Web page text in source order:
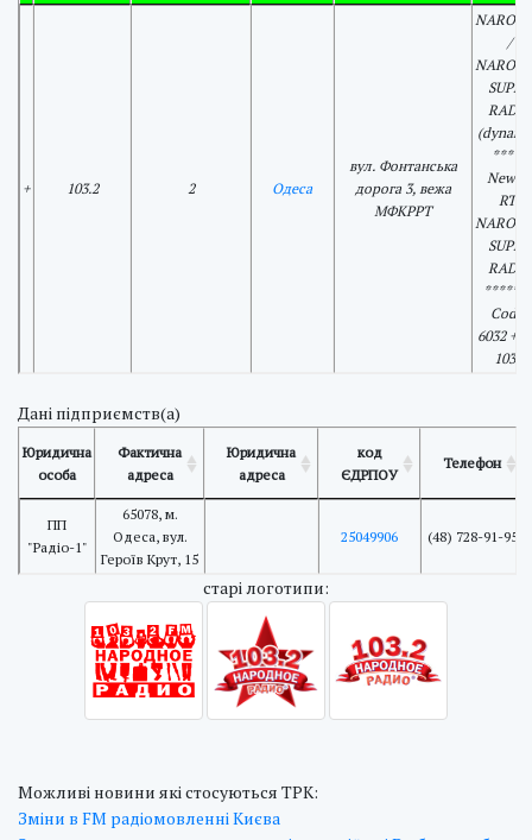
+ 103.2 2 Одеса
вул. Фонтанська
дорога 3, вежа
МФКРРТ
/
SUPER
RADIO
*****
News +
RT:
SUPER
RADIO
*****
Code:
6032 +
103.2
Дані підприємств(а)
Юридична
особа
Фактична
адреса
Юридична
адреса
код
ЄДРПОУ
Телефон
ПП
"Радіо-1"
65078, м.
Одеса, вул.
Героїв Крут, 15
25049906 (48) 728-91-95
cтарі логотипи:
Можливі новини які стосуються ТРК:
Зміни в FM радіомовленні Києва